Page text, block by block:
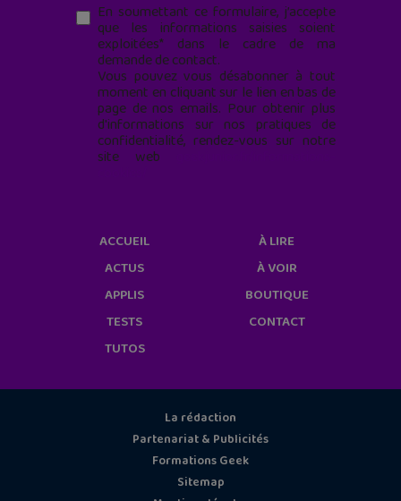
En soumettant ce formulaire, j’accepte
que les informations saisies soient
exploitées* dans le cadre de ma
demande de contact.
Vous pouvez vous désabonner à tout
moment en cliquant sur le lien en bas de
page de nos emails. Pour obtenir plus
d'informations sur nos pratiques de
confidentialité, rendez-vous sur notre
site web
ACCUEIL
ACTUS
APPLIS
TESTS
TUTOS
À LIRE
À VOIR
BOUTIQUE
CONTACT
La rédaction
Partenariat & Publicités
Formations Geek
Sitemap